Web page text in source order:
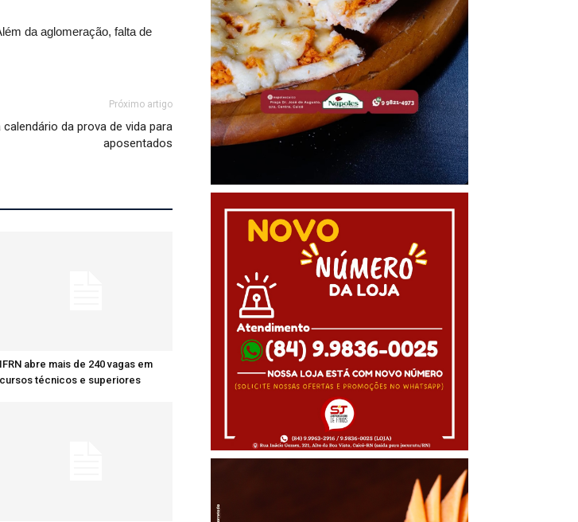
da aglomeração, falta de
Próximo artigo
calendário da prova de vida para
aposentados
IFRN abre mais de 240 vagas em
cursos técnicos e superiores